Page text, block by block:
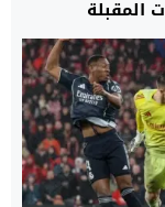
المقبلة